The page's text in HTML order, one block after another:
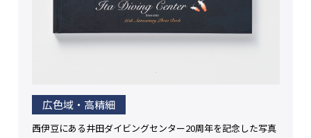
広色域・高精細
西伊豆にある井田ダイビングセンター20周年を記念した写真